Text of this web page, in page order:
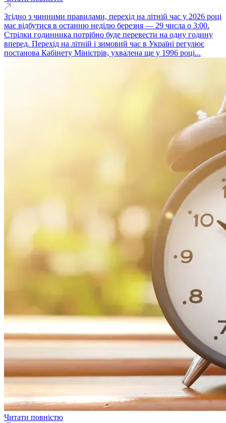
Згідно з чинними правилами, перехід на літній час у 2026 році
має відбутися в останню неділю березня — 29 числа о 3:00.
Стрілки годинника потрібно буде перевести на одну годину
вперед. Перехід на літній і зимовий час в Україні регулює
постанова Кабінету Міністрів, ухвалена ще у 1996 році...
Читати повністю